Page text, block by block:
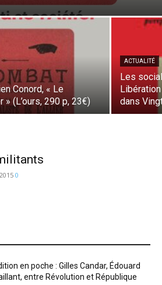
Conord, « Le
» (L’ours, 290 p, 23€)
ACTUALITÉ
Les
dans
0
en poche : Gilles Candar, Édouard
entre Révolution et République